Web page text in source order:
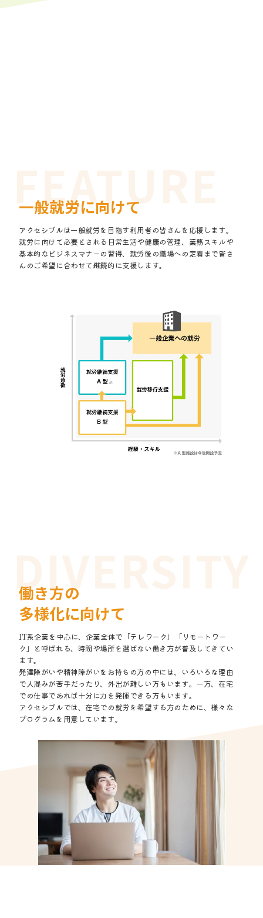
一般就労に向けて
アクセシブルは一般就労を目指す利用者の皆さんを応援します。
就労に向けて必要とされる日常生活や健康の管理、業務スキルや
基本的なビジネスマナーの習得、就労後の職場への定着まで皆さ
んのご希望に合わせて継続的に支援します。
働き方の
多様化に向けて
IT系企業を中心に、企業全体で「テレワーク」「リモートワー
ク」と呼ばれる、時間や場所を選ばない働き方が普及してきてい
ます。
発達障がいや精神障がいをお持ちの方の中には、いろいろな理由
で人混みが苦手だったり、外出が難しい方もいます。一方、在宅
での仕事であれば十分に力を発揮できる方もいます。
アクセシブルでは、在宅での就労を希望する方のために、様々な
プログラムを用意しています。